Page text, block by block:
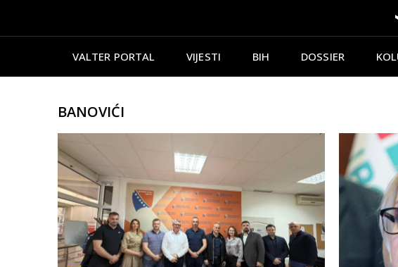
VALTER PORTAL VIJESTI BIH DOSSIER
BANOVIĆI